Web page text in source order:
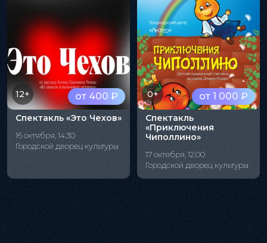
от 400 ₽
12+
Спектакль «Это Чехов»
16 октября, 14:30
Городской дворец культуры
от 1 000 ₽
0+
Спектакль
«Приключения
Чиполлино»
17 октября, 12:00
Городской дворец культуры